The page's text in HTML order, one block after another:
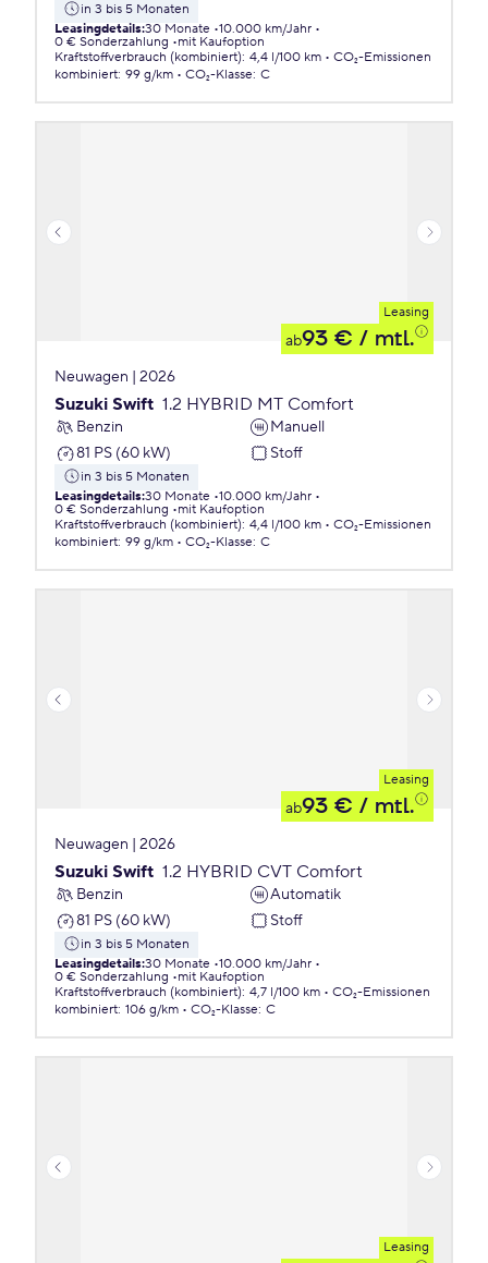
in 3 bis 5 Monaten
Leasingdetails:30 Monate 10.000 km/Jahr
0 € Sonderzahlung
mit Kaufoption
Kraftstoffverbrauch (kombiniert): 4,4 l/100 km
CO₂-Emissionen
kombiniert: 99 g/km CO₂-Klasse: C
Leasing
ab93 € / mtl.
Neuwagen | 2026
Suzuki Swift 1.2 HYBRID MT Comfort
Benzin
Manuell
81 PS (60 kW)
Stoff
in 3 bis 5 Monaten
Leasingdetails:30 Monate 10.000 km/Jahr
0 € Sonderzahlung
mit Kaufoption
Kraftstoffverbrauch (kombiniert): 4,4 l/100 km
CO₂-Emissionen
kombiniert: 99 g/km CO₂-Klasse: C
Leasing
ab93 € / mtl.
Neuwagen | 2026
Suzuki Swift 1.2 HYBRID CVT Comfort
Benzin
Automatik
81 PS (60 kW)
Stoff
in 3 bis 5 Monaten
Leasingdetails:30 Monate 10.000 km/Jahr
0 € Sonderzahlung
mit Kaufoption
Kraftstoffverbrauch (kombiniert): 4,7 l/100 km
CO₂-Emissionen
kombiniert: 106 g/km CO₂-Klasse: C
Leasing